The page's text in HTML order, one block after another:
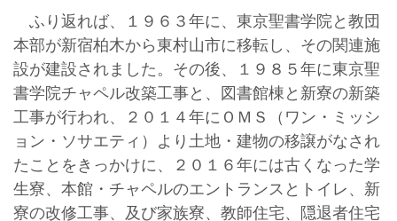
ふり返れば、１９６３年に、東京聖書学院と教団
本部が新宿柏木から東村山市に移転し、その関連施
設が建設されました。その後、１９８５年に東京聖
書学院チャペル改築工事と、図書館棟と新寮の新築
工事が行われ、２０１４年にＯＭＳ（ワン・ミッシ
ョン・ソサエティ）より土地・建物の移譲がなされ
たことをきっかけに、２０１６年には古くなった学
生寮、本館・チャペルのエントランスとトイレ、新
寮の改修工事、及び家族寮、教師住宅、隠退者住宅